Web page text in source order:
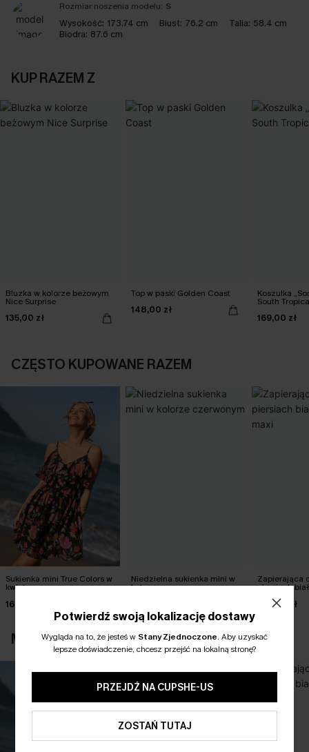
Rozmiar noszenia modelu: S
Wysokość: 173.74 cm Biust: 76.2 cm Talia: 58.4 cm
Biodra: 87.6 cm
KUP RAZEM Z
Bluzka w kolorze beżowym
Nice Surprise
135,00 zł
Top w paski Golden Coast
148,00 zł
Koszulka
South
169,00 zł
CZĘSTO KUPOWANE RAZEM
Sukienka mini True Colors w
kwiaty
168,99 zł
Niedzielna sukienka mini w
kolorze czerwonym
Zapierająca
piersiach
170,00 zł
MOŻESZ RÓWNIEŻ POLUBIĆ
Potwierdź swoją lokalizację dostawy
Wygląda na to, że jesteś w Stany Zjednoczone. Aby uzyskać
lepsze doświadczenie, chcesz przejść na lokalną stronę?
PRZEJDŹ NA CUPSHE-US
ZOSTAŃ TUTAJ